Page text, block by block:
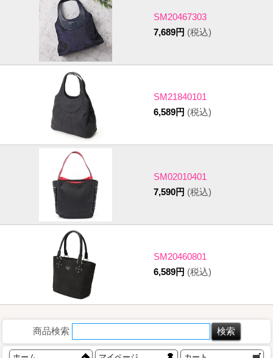
SM20467303
7,689円 (税込)
SM21840101
6,589円 (税込)
SM02010401
7,590円 (税込)
SM20460801
6,589円 (税込)
商品検索